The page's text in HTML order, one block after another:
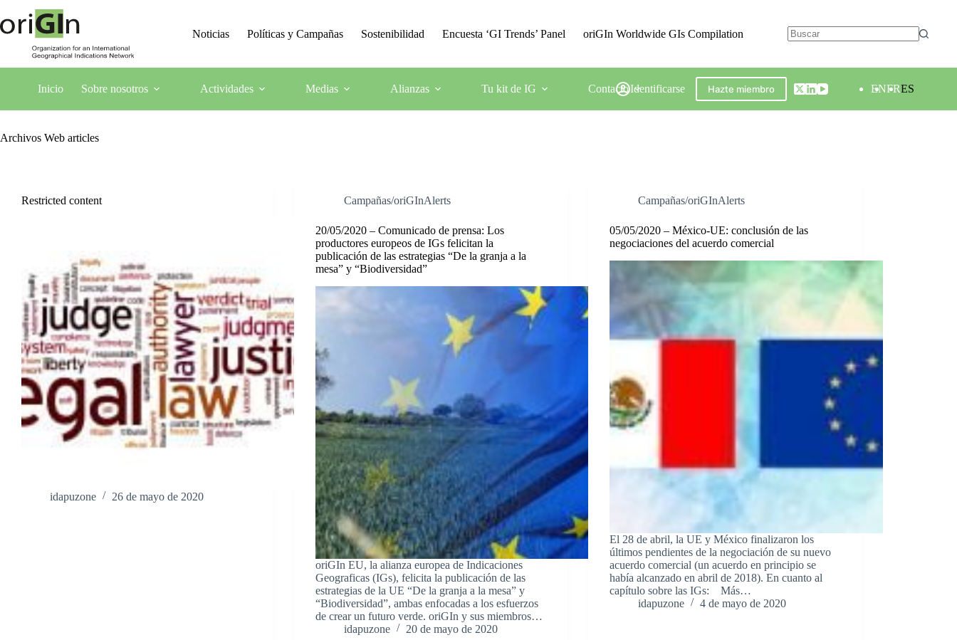
Noticias Políticas y Campañas Sostenibilidad Encuesta ‘GI Trends’ Panel oriGIn Worldwide GIs Compilation
Inicio Sobre nosotros Actividades Medias Alianzas Tu kit de IG ContactoIdentificarse Hazte miembro ENFRES
Archivos Web articles
Restricted content
idapuzone 26 de mayo de 2020
Campañas/oriGInAlerts
20/05/2020 – Comunicado de prensa: Los
productores europeos de IGs felicitan la
publicación de las estrategias “De la granja a la
mesa” y “Biodiversidad”
oriGIn EU, la alianza europea de Indicaciones
Geograficas (IGs), felicita la publicación de las
estrategias de la UE “De la granja a la mesa” y
“Biodiversidad”, ambas enfocadas a los esfuerzos
de crear un futuro verde. oriGIn y sus miembros…
idapuzone
20 de mayo de 2020
Campañas/oriGInAlerts
05/05/2020 – México-UE: conclusión de las
negociaciones del acuerdo comercial
El 28 de abril, la UE y México finalizaron los
últimos pendientes de la negociación de su nuevo
acuerdo comercial (un acuerdo en principio se
había alcanzado en abril de 2018). En cuanto al
capítulo sobre las IGs: Más…
idapuzone
4 de mayo de 2020